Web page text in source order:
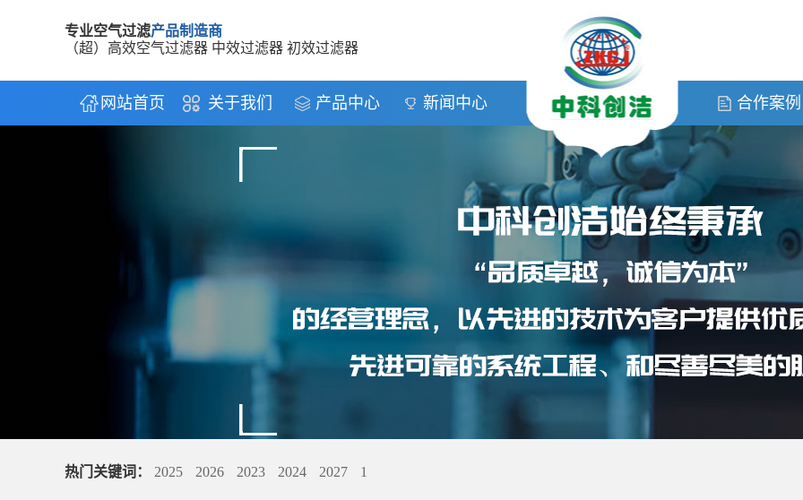
专业空气过滤产品制造商
（超）高效空气过滤器 中效过滤器 初效过滤器
网站首页 关于我们 产品中心 新闻中心 合作案例
热门关键词： 2025 2026 2023 2024 2027 1